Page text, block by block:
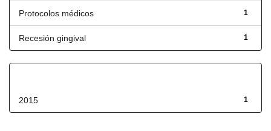
1
Protocolos médicos
1
Recesión gingival
1
2015